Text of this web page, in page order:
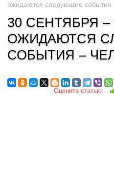
ожидаются следующие события
30 СЕНТЯБРЯ
ОЖИДАЮТСЯ
СОБЫТИЯ –
Оцените статью: